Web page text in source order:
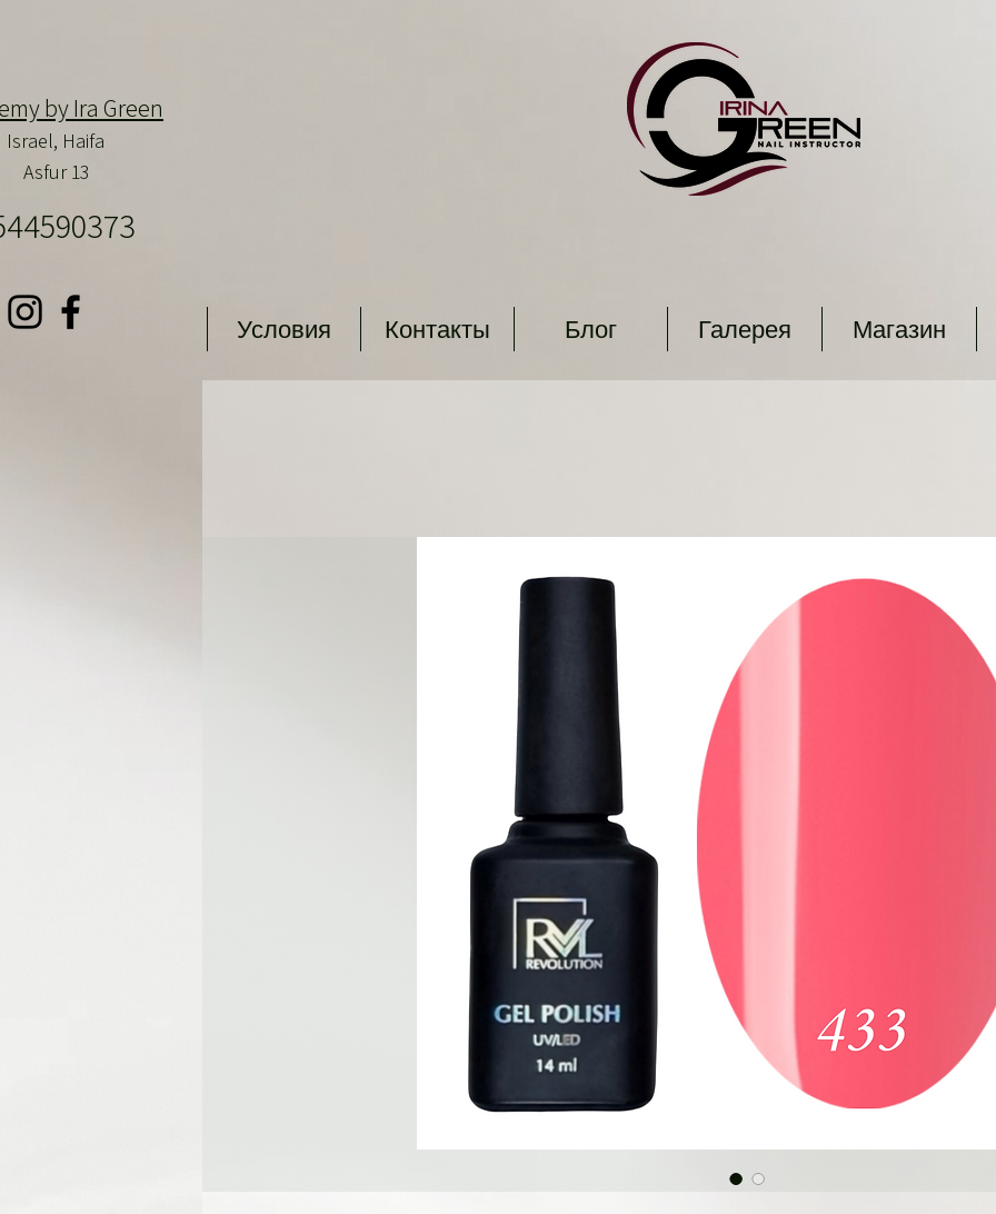
by Ira Green
Israel, Haifa
Asfur 13
Магазин
Галерея
Блог
Контакты
Условия